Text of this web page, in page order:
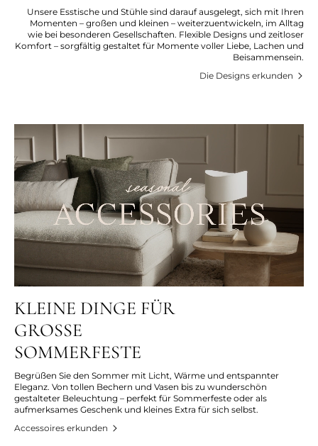
Unsere Esstische und Stühle sind darauf ausgelegt, sich mit Ihren
Momenten – großen und kleinen – weiterzuentwickeln, im Alltag
wie bei besonderen Gesellschaften. Flexible Designs und zeitloser
Komfort – sorgfältig gestaltet für Momente voller Liebe, Lachen und
Beisammensein.
Die Designs erkunden
KLEINE DINGE FÜR
GROSSE
SOMMERFESTE
Begrüßen Sie den Sommer mit Licht, Wärme und entspannter
Eleganz. Von tollen Bechern und Vasen bis zu wunderschön
gestalteter Beleuchtung – perfekt für Sommerfeste oder als
aufmerksames Geschenk und kleines Extra für sich selbst.
Accessoires erkunden